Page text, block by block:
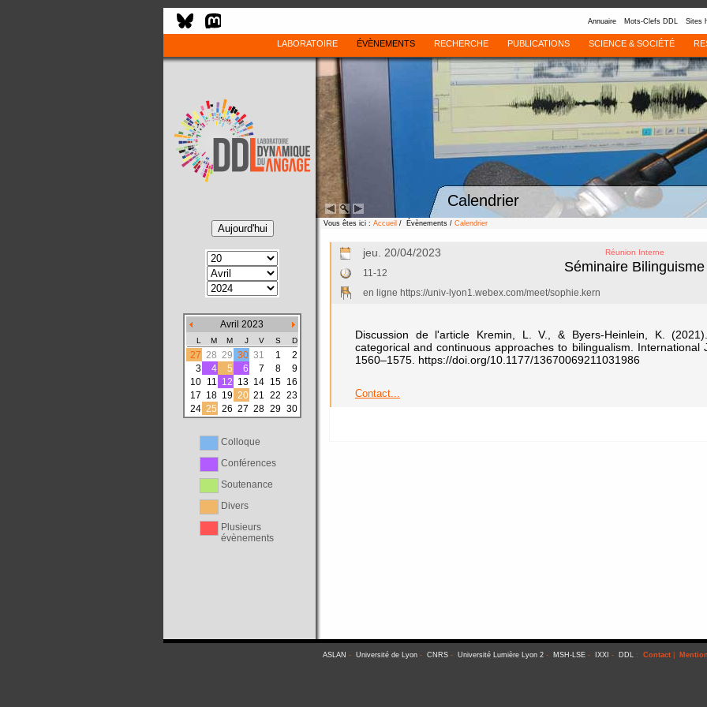
Annuaire Mots-Clefs DDL Sites
LABORATOIRE ÉVÈNEMENTS RECHERCHE PUBLICATIONS SCIENCE & SOCIÉTÉ
Calendrier
Avril 2023
L M M J V S D
27 28 29 30 31 1
2
3
4 5 6 7 8
9
10 11 12 13 14 15 16
17 18 19 20 21 22 23
24 25 26 27 28 29 30
Colloque
Conférences
Soutenance
Divers
Plusieurs
évènements
Vous êtes ici : Accueil / Évènements / Calendrier
jeu. 20/04/2023 Réunion Interne
Séminaire Bilinguisme
11-12
en ligne https://univ-lyon1.webex.com/meet/sophie.kern
Discussion de l'article Kremin, L. V., & Byers-Heinlein, K.
categorical and continuous approaches to bilingualism. International
1560–1575. https://doi.org/10.1177/13670069211031986
Contact...
ASLAN - Université de Lyon- CNRS- Université Lumière Lyon 2- MSH-LSE- IXXI - DDL: Contact|